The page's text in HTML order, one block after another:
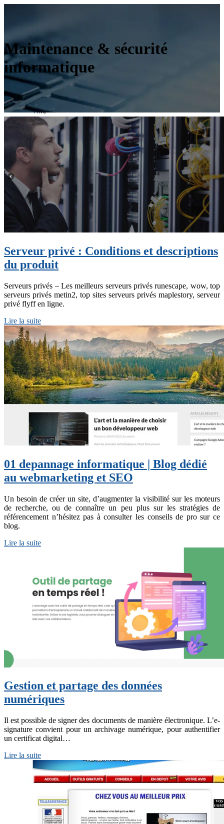
Maintenance & sécurité
informatique
Serveur privé : Conditions et descriptions
du produit
Serveurs privés – Les meilleurs serveurs privés runescape, wow, top
serveurs privés metin2, top sites serveurs privés maplestory, serveur
privé flyff en ligne.
Lire la suite
01 depannage infor­mati­que | Blog dédié
au web­mar­ke­ting et SEO
Un besoin de créer un site, d’augmenter la visibilité sur les moteurs
de recherche, ou de connaître un peu plus sur les stratégies de
référencement n’hésitez pas à consulter les conseils de pro sur ce
blog.
Lire la suite
Gestion et partage des données
numériques
Il est possible de signer des documents de manière électronique. L’e-
signature convient pour un archivage numérique, pour authentifier
un certificat digital…
Lire la suite